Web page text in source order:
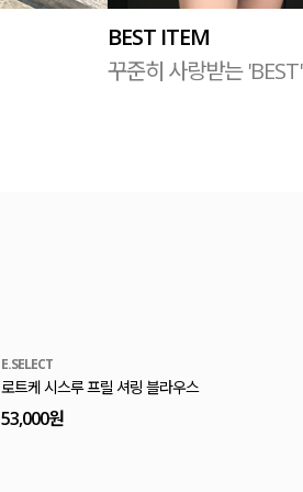
BEST ITEM
꾸준히 사랑받는 'BEST'
MADE
[EVELLET]로니헬 길이별 레이온스판 끈 나시
20% 9,900원